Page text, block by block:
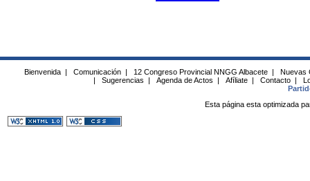
Bienvenida | Comunicación | 12 Congreso Provincial NNGG Albacete |
Nuevas
|
Sugerencias | Agenda de Actos | Afíliate | Contacto |
Esta página esta optimizada